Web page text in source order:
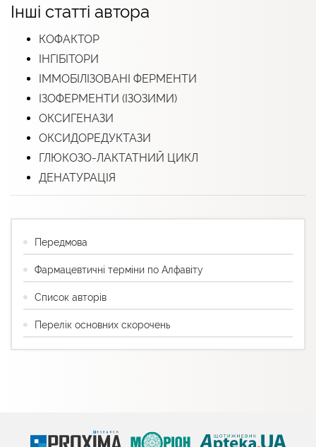
Інші статті автора
КОФАКТОР
ІНГІБІТОРИ
ІММОБІЛІЗОВАНІ ФЕРМЕНТИ
ІЗОФЕРМЕНТИ (ІЗОЗИМИ)
ОКСИГЕНАЗИ
ОКСИДОРЕДУКТАЗИ
ГЛЮКОЗО-ЛАКТАТНИЙ ЦИКЛ
ДЕНАТУРАЦІЯ
Передмова
Фармацевтичні терміни по Алфавіту
Список авторів
Перелік основних скорочень